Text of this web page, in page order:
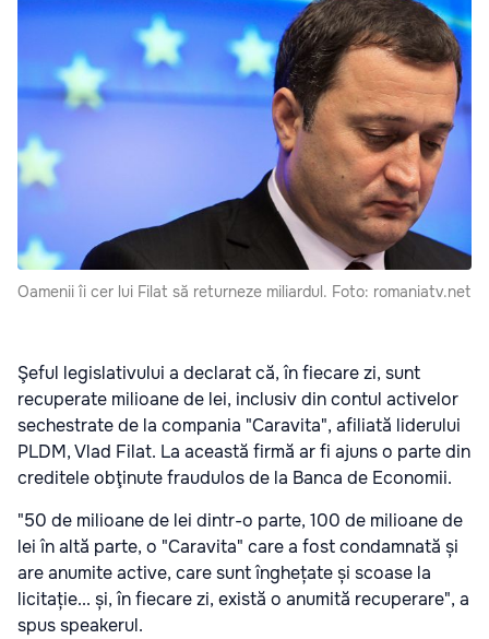
Oamenii îi cer lui Filat să returneze miliardul. Foto: romaniatv.net
Şeful legislativului a declarat că, în fiecare zi, sunt
recuperate milioane de lei, inclusiv din contul activelor
sechestrate de la compania "Caravita", afiliată liderului
PLDM, Vlad Filat. La această firmă ar fi ajuns o parte din
creditele obţinute fraudulos de la Banca de Economii.
"50 de milioane de lei dintr-o parte, 100 de milioane de
lei în altă parte, o "Caravita" care a fost condamnată și
are anumite active, care sunt înghețate și scoase la
licitație... și, în fiecare zi, există o anumită recuperare", a
spus speakerul.